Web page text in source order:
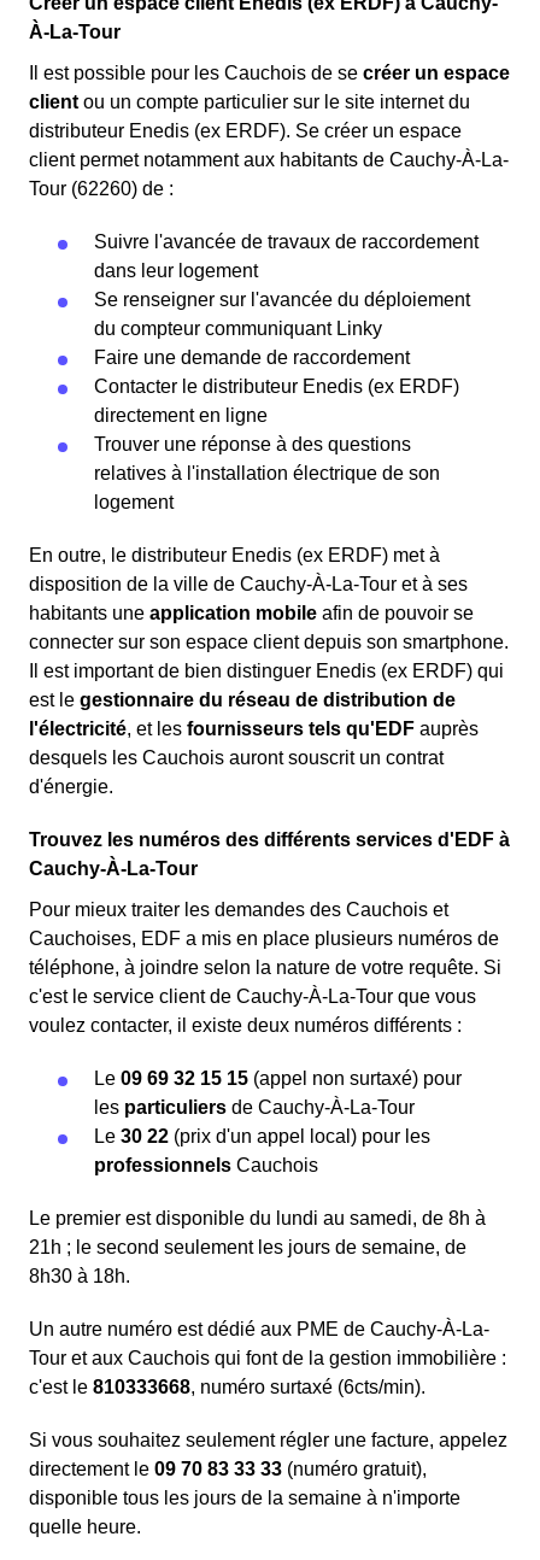
À-La-Tour
Il est possible pour les Cauchois de se créer un espace
client ou un compte particulier sur le site internet du
distributeur Enedis (ex ERDF). Se créer un espace
client permet notamment aux habitants de Cauchy-À-La-
Tour (62260) de :
Suivre l'avancée de travaux de raccordement
dans leur logement
Se renseigner sur l'avancée du déploiement
du compteur communiquant Linky
Faire une demande de raccordement
Contacter le distributeur Enedis (ex ERDF)
directement en ligne
Trouver une réponse à des questions
relatives à l'installation électrique de son
logement
En outre, le distributeur Enedis (ex ERDF) met à
disposition de la ville de Cauchy-À-La-Tour et à ses
habitants une application mobile afin de pouvoir se
connecter sur son espace client depuis son smartphone.
Il est important de bien distinguer Enedis (ex ERDF) qui
est le gestionnaire du réseau de distribution de
l'électricité, et les fournisseurs tels qu'EDF auprès
desquels les Cauchois auront souscrit un contrat
d'énergie.
Trouvez les numéros des différents services d'EDF à
Cauchy-À-La-Tour
Pour mieux traiter les demandes des Cauchois et
Cauchoises, EDF a mis en place plusieurs numéros de
téléphone, à joindre selon la nature de votre requête. Si
c'est le service client de Cauchy-À-La-Tour que vous
voulez contacter, il existe deux numéros différents :
Le 09 69 32 15 15 (appel non surtaxé) pour
les particuliers de Cauchy-À-La-Tour
Le 30 22 (prix d'un appel local) pour les
professionnels Cauchois
Le premier est disponible du lundi au samedi, de 8h à
21h ; le second seulement les jours de semaine, de
8h30 à 18h.
Un autre numéro est dédié aux PME de Cauchy-À-La-
Tour et aux Cauchois qui font de la gestion immobilière :
c'est le 810333668, numéro surtaxé (6cts/min).
Si vous souhaitez seulement régler une facture, appelez
directement le 09 70 83 33 33 (numéro gratuit),
disponible tous les jours de la semaine à n'importe
quelle heure.